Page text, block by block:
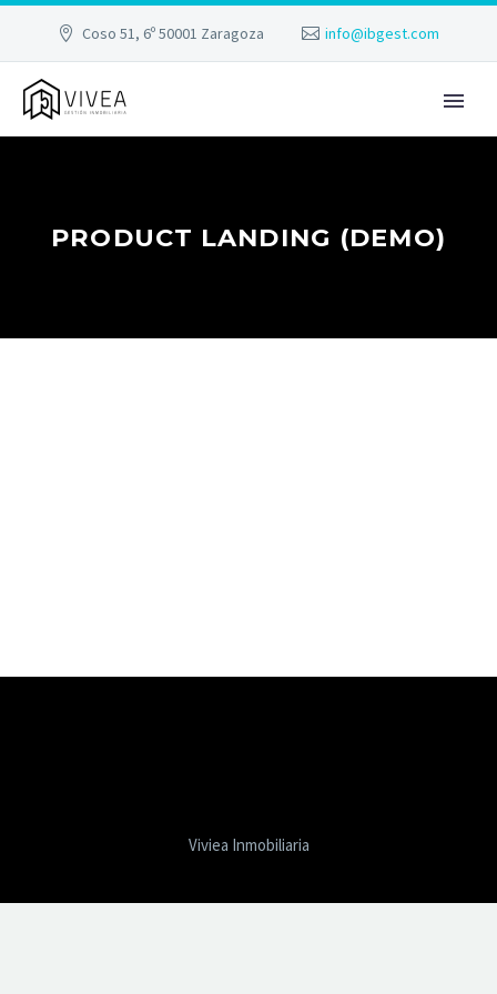
Coso 51, 6º 50001 Zaragoza info@ibgest.com
PRODUCT LANDING (DEMO)
Viviea Inmobiliaria